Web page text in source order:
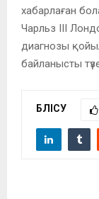
хабарлаған
Чарльз III
диагнозы
байланысты
БӨЛІСУ